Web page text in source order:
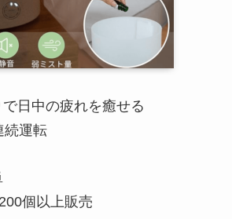
日中の疲れを癒せる
続運転
個以上販売